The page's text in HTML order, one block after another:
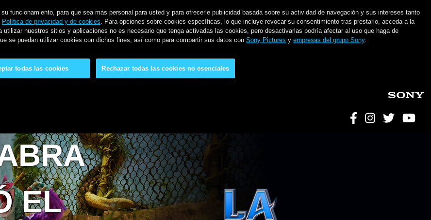
funcionamiento, para que sea más personal para usted y para ofrecerle publicidad basada sobre su actividad de navegación y sus intereses tanto
Política de privacidad y de cookies. Para opciones sobre cookies específicas, lo que incluye revocar su consentimiento tras prestarlo, acceda a la
utilizar nuestros sitios y aplicaciones no es necesario que tenga activadas las cookies, pero desactivarlas podría afectar al uso que haga de
se puedan utilizar cookies con dichos fines, así como para compartir sus datos con Sony Pictures y empresas del grupo Sony.
Rechazar todas las cookies no esenciales
todas las cookies
Social
EL